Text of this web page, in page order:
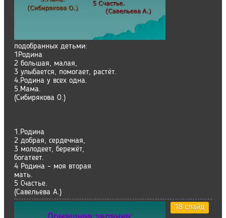
подобранных детьми:
1Родина
2 большая, малая,
3 улыбается, помогает, растёт.
4.Родина у всех одна.
5.Мама.
(Сибирякова О.)
1.Родина
2 добрая, сердечная,
3 молодеет, бережёт,
богатеет.
4 Родина – моя вторая
мать.
5 Счастье.
(Савельева А.)
18 слайд